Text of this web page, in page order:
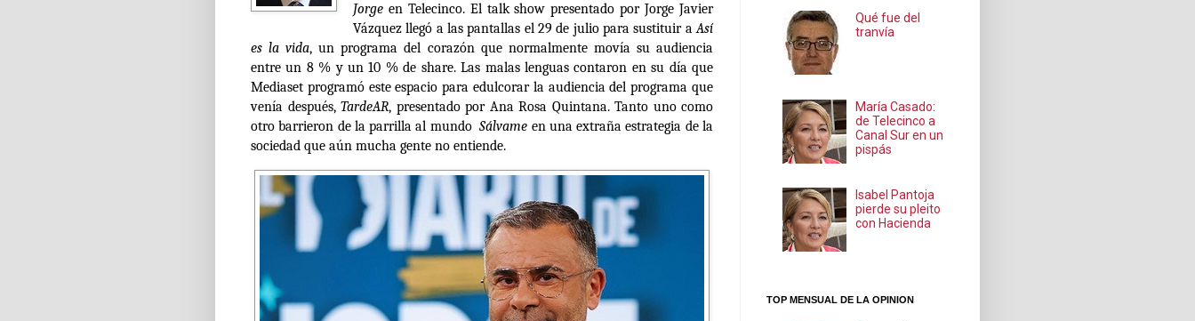
Jorge en Telecinco. El talk show presentado por Jorge Javier
Vázquez llegó a las pantallas el 29 de julio para sustituir aAsí
es la vida, un programa del corazón que normalmente movía su audiencia
entre un 8 % y un 10 % de share. Las malas lenguas contaron en su día que
Mediaset programó este espacio para edulcorar la audiencia del programa que
venía después, TardeAR, presentado por Ana Rosa Quintana. Tanto uno como
otro barrieron de la parrilla al mundoSálvame en una extraña estrategia de la
sociedad que aún mucha gente no entiende.
Qué fue del
tranvía
María Casado:
de Telecinco a
Canal Sur en un
pispás
Isabel Pantoja
pierde su pleito
con Hacienda
TOP MENSUAL DE LA OPINION